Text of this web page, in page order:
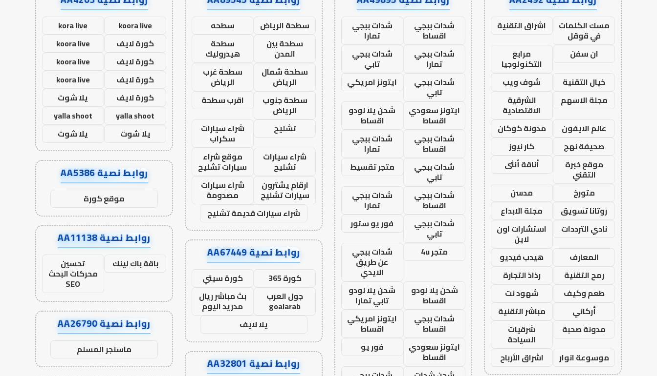
مسك الكلمات
في قوقل
اشراق التقنية
ان سفن
مرابع
التكنولوجيا
خيال التقنية
شوف ويب
مجلة الاسهم
الشرقية
الاقتصادية
عالم الايفون
مدونة كوكان
صحيفة نهج
كار نيوز
موقع خبرة
التقني
أناقة أنثى
متورخ
مدسن
روتانا تسويق
مجلة الابداع
نادي الترددات
استشارات اون
لاين
المعارف
هيدب فيديو
رمح التقنية
رذاذ التجارة
طعم وكيف
شهود نت
أركاني
مباشر التقنية
مدونة صحبة
شرقيات
السياحة
موسوعة انوار
اشراق الأرباح
شدات ببجي
اقساط
شدات ببجي
تمارا
شدات ببجي
تمارا
شدات ببجي
تابي
شدات ببجي
تابي
ايتونز امريكي
ايتونز سعودي
اقساط
شحن يلا لودو
اقساط
شدات ببجي
اقساط
شدات ببجي
تمارا
شدات ببجي
تابي
متجر تقسيط
شدات ببجي
اقساط
شدات ببجي
تمارا
شدات ببجي
تابي
فور يو ستور
متجر 4u
شدات ببجي
عن طريق
الايدي
شحن يلا لودو
اقساط
شحن يلا لودو
تابي تمارا
شدات ببجي
اقساط
ايتونز امريكي
اقساط
ايتونز سعودي
اقساط
فور يو
سطحة الرياض
سطحه
سطحة بين
المدن
سطحة
هيدروليك
سطحة شمال
الرياض
سطحة غرب
الرياض
سطحة جنوب
الرياض
اقرب سطحة
تشليح
شراء سيارات
سكراب
شراء سيارات
تشليح
موقع شراء
سيارات تشليح
ارقام يشترون
سيارات تشليح
شراء سيارات
مصدومة
شراء سيارات قديمة تشليح
روابط نصية AA67449
كورة 365
كورة سيتي
جول العرب
goalarab
بث مباشر ريال
مدريد اليوم
يلا لايف
روابط نصية AA32801
koora live
kora live
كورة لايف
koora live
كورة لايف
koora live
كورة لايف
koora live
كورة لايف
يلا شوت
yalla shoot
yalla shoot
يلا شوت
يلا شوت
روابط نصية AA5386
موقع كورة
روابط نصية AA11138
باقة باك لينك تحسين
محركات البحث
SEO
روابط نصية AA26790
ماسنجر المسلم